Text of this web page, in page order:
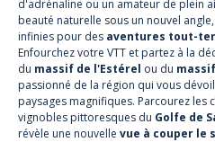
d'adrénaline ou un amateur de plein
beauté naturelle sous un nouvel
infinies pour des aventures tout-
Enfourchez votre VTT et partez à la
du massif de l'Estérel ou du
passionné de la région qui vous
paysages magnifiques. Parcourez les
vignobles pittoresques du Golfe de
révèle une nouvelle vue à couper le